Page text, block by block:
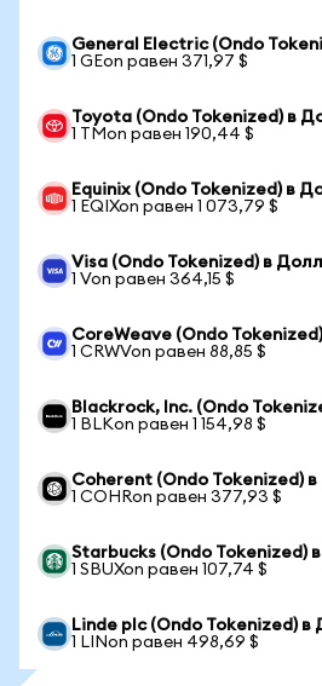
General Electric (Ondo
1 GEon равен 371,97 $
Toyota (Ondo Tokenized) в
1 TMon равен 190,44 $
Equinix (Ondo Tokenized) в
1 EQIXon равен 1 073,79 $
Visa (Ondo Tokenized) в
1 Von равен 364,15 $
CoreWeave (Ondo
1 CRWVon равен 88,85 $
Blackrock, Inc. (Ondo
1 BLKon равен 1 154,98 $
Coherent (Ondo Tokenized)
1 COHRon равен 377,93 $
Starbucks (Ondo Tokenized)
1 SBUXon равен 107,74 $
Linde plc (Ondo Tokenized)
1 LINon равен 498,69 $